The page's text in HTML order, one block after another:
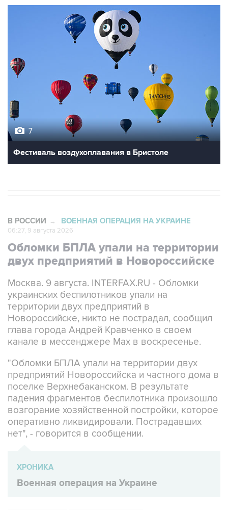
7
Фестиваль воздухоплавания в Бристоле
В РОССИИ → ВОЕННАЯ ОПЕРАЦИЯ НА УКРАИНЕ
06:27, 9 августа 2026
Обломки БПЛА упали на территории
двух предприятий в Новороссийске
Москва. 9 августа. INTERFAX.RU - Обломки
украинских беспилотников упали на
территории двух предприятий в
Новороссийске, никто не пострадал, сообщил
глава города Андрей Кравченко в своем
канале в мессенджере Max в воскресенье.
"Обломки БПЛА упали на территории двух
предприятий Новороссийска и частного дома в
поселке Верхнебаканском. В результате
падения фрагментов беспилотника произошло
возгорание хозяйственной постройки, которое
оперативно ликвидировали. Пострадавших
нет", - говорится в сообщении.
ХРОНИКА
Военная операция на Украине